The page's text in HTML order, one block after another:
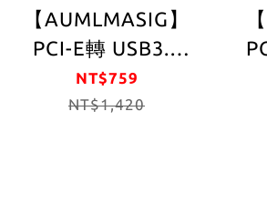
【AUMLMASIG】
PCI-E轉 USB3.0
TYPE-C+USB*4
port 擴充卡 前置擴
NT$759
NT$1,420